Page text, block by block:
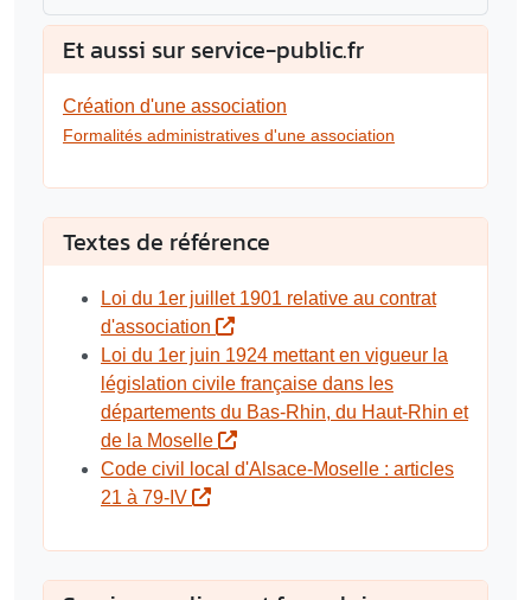
Et aussi sur service-public.fr
Création d'une association
Formalités administratives d'une association
Textes de référence
Loi du 1er juillet 1901 relative au contrat
d'association
Loi du 1er juin 1924 mettant en vigueur la
législation civile française dans les
départements du Bas-Rhin, du Haut-Rhin et
de la Moselle
Code civil local d'Alsace-Moselle : articles
21 à 79-IV